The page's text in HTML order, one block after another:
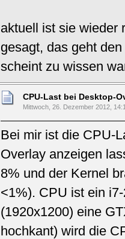
aktuell ist sie wieder
gesagt, das geht
scheint zu wissen
CPU-Last bei Desktop-
Mittwoch, 26. Dezember 2012,
Bei mir ist die CPU-
Overlay anzeigen
8% und der Kernel
<1%). CPU ist ein
(1920x1200) eine
hochkant) wird die